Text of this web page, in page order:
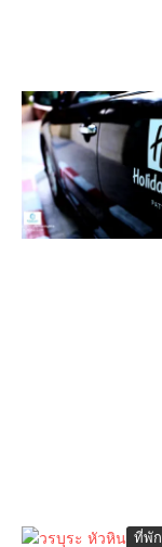
ที่พัก